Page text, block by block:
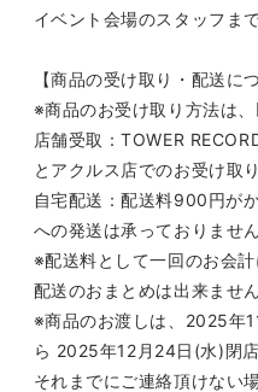
イベント会場のスタッフま
【商品の受け取り・配送に
※商品のお受け取り方法は
店舗受取：TOWER
とアクルス店でのお受け取
自宅配送：配送料900円が
への発送は承っておりません
※配送料として一回のお会計
配送のおまとめは出来ませ
※商品のお渡しは、 2025年
ら 2025年12 月 24日 (水)閉
それまでにご連絡頂けない